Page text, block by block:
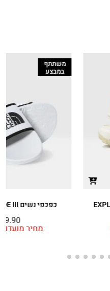
משתתף
במבצע
כפכפי נשים BASE CAMP SLIDE III
מחיר